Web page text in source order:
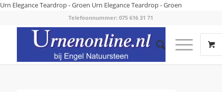
Urn Elegance Teardrop - Groen Urn Elegance Teardrop - Groen
Telefoonnummer: 075 616 31 71